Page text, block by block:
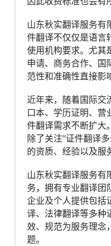
山东秋实翻译服务有
件翻译不仅仅是语言
使用机构要求。尤其
申请、商务合作、国
范性和准确性直接影
近年来，随着国际交
口本、学历证明、营
件翻译需求不断扩大
除了关注“证件翻译
的资质、经验以及服
山东秋实翻译服务有
务，拥有专业翻译团
企业及个人提供包括
译、法律翻译等多种
效、规范为服务理念
题。